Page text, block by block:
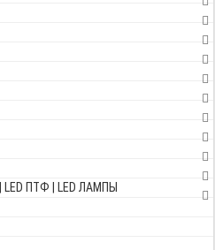
ПТФ | LED ЛАМПЫ